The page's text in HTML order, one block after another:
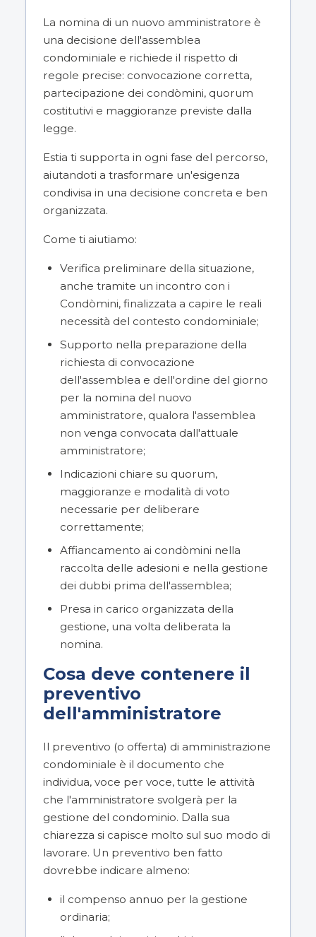
La nomina di un nuovo amministratore è
una decisione dell'assemblea
condominiale e richiede il rispetto di
regole precise: convocazione corretta,
partecipazione dei condòmini, quorum
costitutivi e maggioranze previste dalla
legge.
Estia ti supporta in ogni fase del percorso,
aiutandoti a trasformare un'esigenza
condivisa in una decisione concreta e ben
organizzata.
Come ti aiutiamo:
Verifica preliminare della situazione,
anche tramite un incontro con i
Condòmini, finalizzata a capire le reali
necessità del contesto condominiale;
Supporto nella preparazione della
richiesta di convocazione
dell'assemblea e dell'ordine del giorno
per la nomina del nuovo
amministratore, qualora l'assemblea
non venga convocata dall'attuale
amministratore;
Indicazioni chiare su quorum,
maggioranze e modalità di voto
necessarie per deliberare
correttamente;
Affiancamento ai condòmini nella
raccolta delle adesioni e nella gestione
dei dubbi prima dell'assemblea;
Presa in carico organizzata della
gestione, una volta deliberata la
nomina.
Cosa deve contenere il
preventivo
dell'amministratore
Il preventivo (o offerta) di amministrazione
condominiale è il documento che
individua, voce per voce, tutte le attività
che l'amministratore svolgerà per la
gestione del condominio. Dalla sua
chiarezza si capisce molto sul suo modo di
lavorare. Un preventivo ben fatto
dovrebbe indicare almeno:
il compenso annuo per la gestione
ordinaria;